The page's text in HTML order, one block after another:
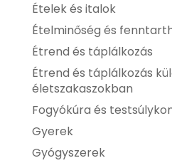
Ételek és italok
Ételminőség és
Étrend és táplálkozás
Étrend és táplálkozás
életszakaszokban
Fogyókúra és
Gyerek
Gyógyszerek